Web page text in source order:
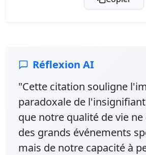
Réflexion AI
"Cette citation souligne
paradoxale de
que notre qualité de vie ne
des grands événements
mais de notre capacité à